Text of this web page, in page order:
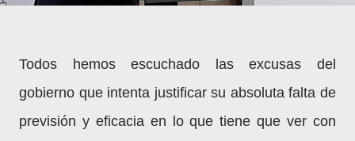
Todos hemos escuchado las excusas del
gobierno que intenta justificar su absoluta falta de
previsión y eficacia en lo que tiene que ver con